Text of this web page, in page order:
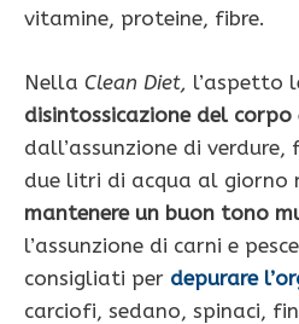
vitamine, proteine, fibre.
Nella Clean Diet, l’aspetto
disintossicazione del corpo
dall’assunzione di
due litri di acqua al giorno
mantenere un buon tono
l’assunzione di carni e
consigliati per depurare
carciofi, sedano, spinaci,